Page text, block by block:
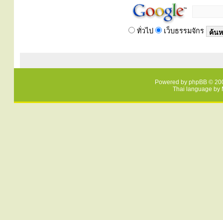
ทั่วไป เว็บธรรมจักร
Powered by phpBB ©
Thai language by